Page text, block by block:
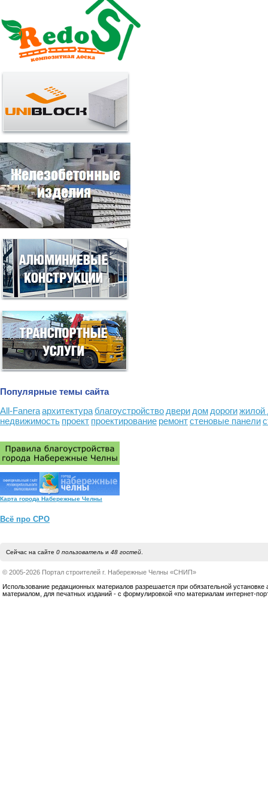
Популярные темы сайта
All-Faneraархитектура благоустройство двери дом дорогижилой
недвижимость проект проектирование ремонтстеновые панели
Карта города Набережные Челны
Всё про СРО
Сейчас на сайте 0 пользовательи 48 гостей.
© 2005-2026 Портал строителей г. Набережные Челны «СНИП»
Использование редакционных материалов разрешается при обязательной установке
материалом, для печатных изданий - с формулировкой «по материалам интернет-